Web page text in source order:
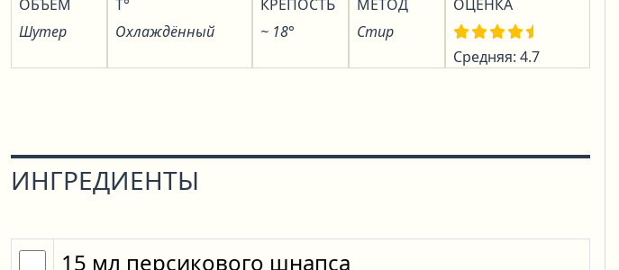
ОБЪЁМ
Шутер
T°
Охлаждённый
КРЕПОСТЬ
~ 18°
МЕТОД
Стир
ОЦЕНКА
Средняя: 4.7
ИНГРЕДИЕНТЫ
15 мл персикового шнапса